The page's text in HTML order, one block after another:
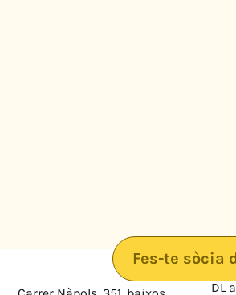
Fes-te sòcia
DL